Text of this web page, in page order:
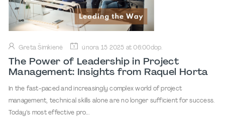
Greta Šimkienė února 15 2025 at 06:00dop.
The Power of Leadership in Project
Management: Insights from Raquel Horta
In the fast-paced and increasingly complex world of project
management, technical skills alone are no longer sufficient for success.
Today’s most effective pro...